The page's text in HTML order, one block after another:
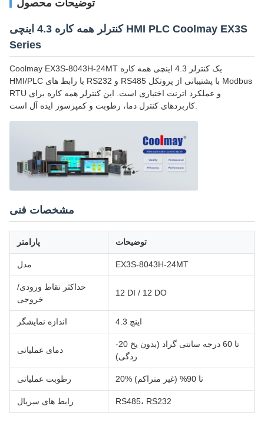
توضیحات محصول
کنترلر همه کاره 4.3 اینچی HMI PLC Coolmay EX3S
Series
Coolmay EX3S-8043H-24MT یک کنترلر 4.3 اینچی همه کاره
HMI/PLC با رابط های RS232 و RS485 با پشتیبانی از پروتکل Modbus
RTU و عملکرد اترنت اختیاری است. این کنترلر همه کاره برای
مشخصات فنی
پارامتر توضیحات
مدل EX3S-8043H-24MT
حداکثر نقاط ورودی/
خروجی
12 DI / 12 DO
اندازه نمایشگر 4.3 اینچ
دمای عملیاتی
-20 تا 60 درجه سانتی گراد (بدون یخ
زدگی)
رطوبت عملیاتی 20% تا 90% (غیر متراکم)
رابط های سریال RS485، RS232